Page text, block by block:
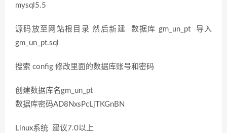
mysql5.5
源码放至网站根目录 然后新建 数据库 gm_un_pt 导入
gm_un_pt.sql
搜索 config 修改里面的数据库账号和密码
创建数据库名gm_un_pt
数据库密码AD8NxsPcLjTKGnBN
Linux系统 建议7.0以上